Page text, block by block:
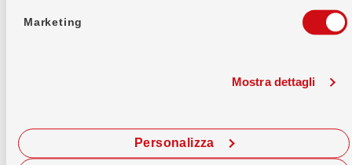
Marketing
Mostra dettagli
Personalizza